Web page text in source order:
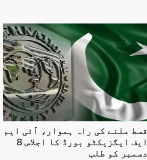
قسط ملنے کی راہ ہموار، آئی ایم
ایف ایگزیکٹو بورڈ کا اجلاس 8
دسمبر کو طلب